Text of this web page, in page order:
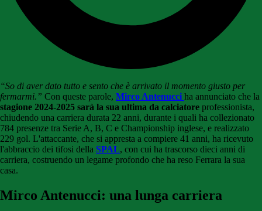
“So di aver dato tutto e sento che è arrivato il momento giusto per
fermarmi.” Con queste parole, Mirco Antenucci ha annunciato che la
stagione 2024-2025 sarà la sua ultima da calciatore professionista,
chiudendo una carriera durata 22 anni, durante i quali ha collezionato
784 presenze tra Serie A, B, C e Championship inglese, e realizzato
229 gol. L'attaccante, che si appresta a compiere 41 anni, ha ricevuto
l'abbraccio dei tifosi della SPAL, con cui ha trascorso dieci anni di
carriera, costruendo un legame profondo che ha reso Ferrara la sua
casa.
Mirco Antenucci: una lunga carriera